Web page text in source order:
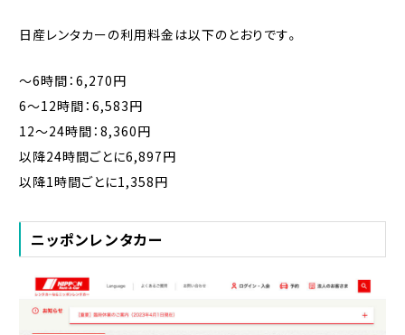
日産レンタカーの利用料金は以下のとおりです。
〜6時間：6,270円
6〜12時間：6,583円
12〜24時間：8,360円
以降24時間ごとに6,897円
以降1時間ごとに1,358円
ニッポンレンタカー